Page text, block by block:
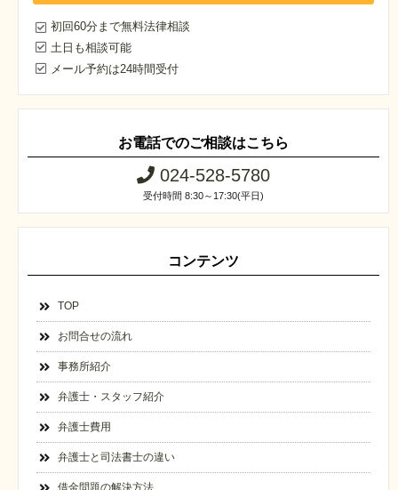
初回60分まで無料法律相談
土日も相談可能
メール予約は24時間受付
お電話でのご相談はこちら
024-528-5780
受付時間 8:30～17:30(平日)
コンテンツ
TOP
お問合せの流れ
事務所紹介
弁護士・スタッフ紹介
弁護士費用
弁護士と司法書士の違い
借金問題の解決方法